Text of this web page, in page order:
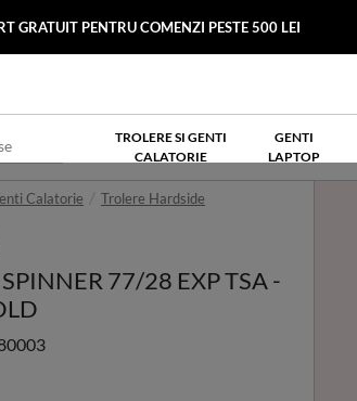
GRATUIT PENTRU COMENZI PESTE 500 LEI
TROLERE SI GENTI
CALATORIE
GENTI
LAPTOP
Calatorie Trolere Hardside
77/28 EXP TSA -